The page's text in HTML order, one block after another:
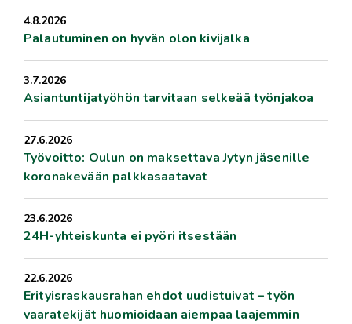
4.8.2026
Palautuminen on hyvän olon kivijalka
3.7.2026
Asiantuntijatyöhön tarvitaan selkeää työnjakoa
27.6.2026
Työvoitto: Oulun on maksettava Jytyn jäsenille
koronakevään palkkasaatavat
23.6.2026
24H-yhteiskunta ei pyöri itsestään
22.6.2026
Erityisraskausrahan ehdot uudistuivat – työn
vaaratekijät huomioidaan aiempaa laajemmin